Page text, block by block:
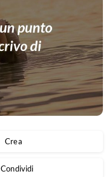
Crea
Condividi